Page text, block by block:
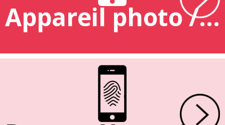
Appareil photo / caméra